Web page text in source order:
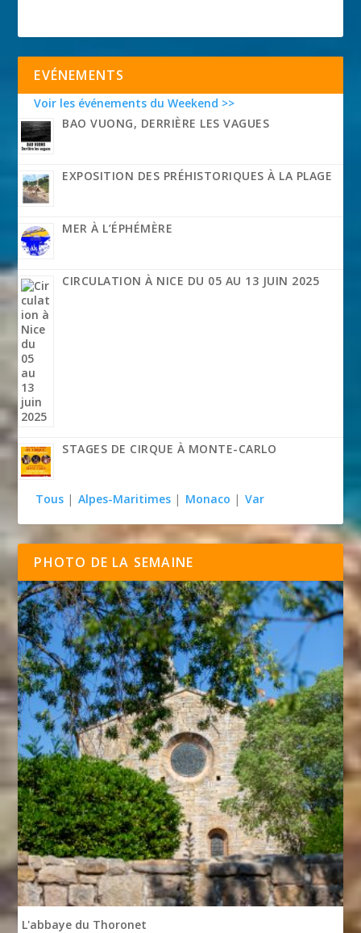
EVÉNEMENTS
Voir les événements du Weekend >>
BAO VUONG, DERRIÈRE LES VAGUES
EXPOSITION DES PRÉHISTORIQUES À LA PLAGE
MER À L’ÉPHÉMÈRE
CIRCULATION À NICE DU 05 AU 13 JUIN 2025
STAGES DE CIRQUE À MONTE-CARLO
Tous | Alpes-Maritimes | Monaco | Var
PHOTO DE LA SEMAINE
L'abbaye du Thoronet